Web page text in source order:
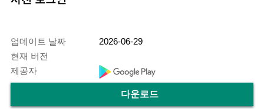
업데이트 날짜
2026-06-29
현재 버전
제공자
다운로드